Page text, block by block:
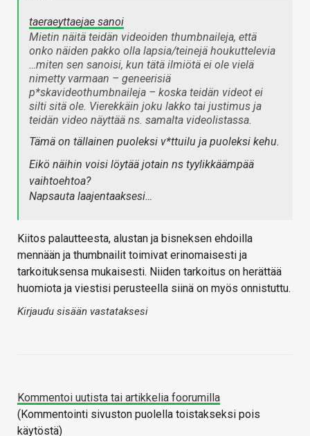
taeraeyttaejae sanoi
Mietin näitä teidän videoiden thumbnaileja, että
onko näiden pakko olla lapsia/teinejä houkuttelevia
…miten sen sanoisi, kun tätä ilmiötä ei ole vielä
nimetty varmaan – geneerisiä
p*skavideothumbnaileja – koska teidän videot ei
silti sitä ole. Vierekkäin joku lakko tai justimus ja
teidän video näyttää ns. samalta videolistassa.
Tämä on tällainen puoleksi v*ttuilu ja puoleksi kehu.
Eikö näihin voisi löytää jotain ns tyylikkäämpää
vaihtoehtoa?
Napsauta laajentaaksesi…
Kiitos palautteesta, alustan ja bisneksen ehdoilla
mennään ja thumbnailit toimivat erinomaisesti ja
tarkoituksensa mukaisesti. Niiden tarkoitus on herättää
huomiota ja viestisi perusteella siinä on myös onnistuttu.
Kirjaudu sisään vastataksesi
Kommentoi uutista tai artikkelia foorumilla
(Kommentointi sivuston puolella toistakseksi pois
käytöstä)